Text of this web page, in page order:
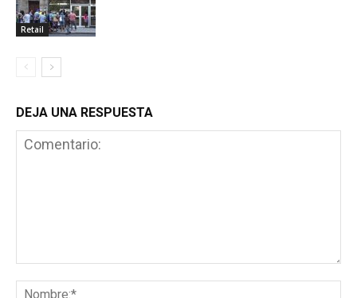
Retail
DEJA UNA RESPUESTA